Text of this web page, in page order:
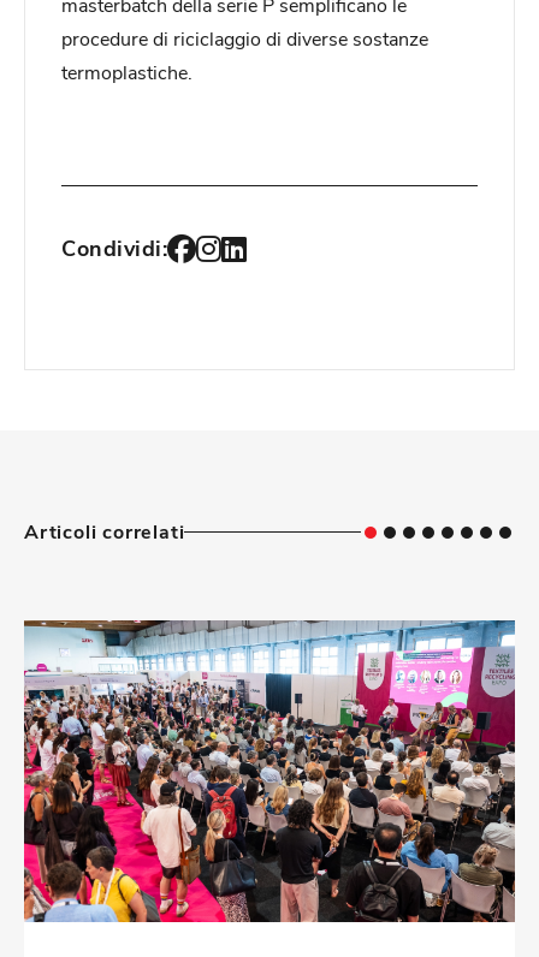
procedure di riciclaggio di diverse sostanze
termoplastiche.
Condividi:
Articoli correlati